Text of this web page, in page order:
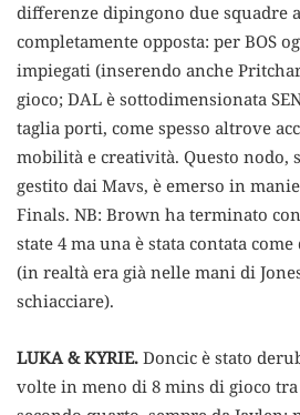
differenze dipingono due squadre
completamente opposta: per BOS
impiegati (inserendo anche
gioco; DAL è sottodimensionata
taglia porti, come spesso altrove
mobilità e creatività. Questo nodo,
gestito dai Mavs, è emerso in
Finals. NB: Brown ha terminato
state 4 ma una è stata contata
(in realtà era già nelle mani di
schiacciare).
LUKA & KYRIE. Doncic è stato
volte in meno di 8 mins di gioco